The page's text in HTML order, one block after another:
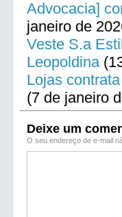
Advocacia]
janeiro de
Veste S.a
Leopoldina
Lojas
(7 de janeiro
Deixe um
O seu endereço de e-mail